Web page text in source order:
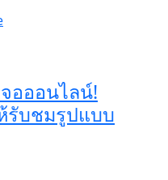
อออนไลน์!
รับชมรูปแบบ